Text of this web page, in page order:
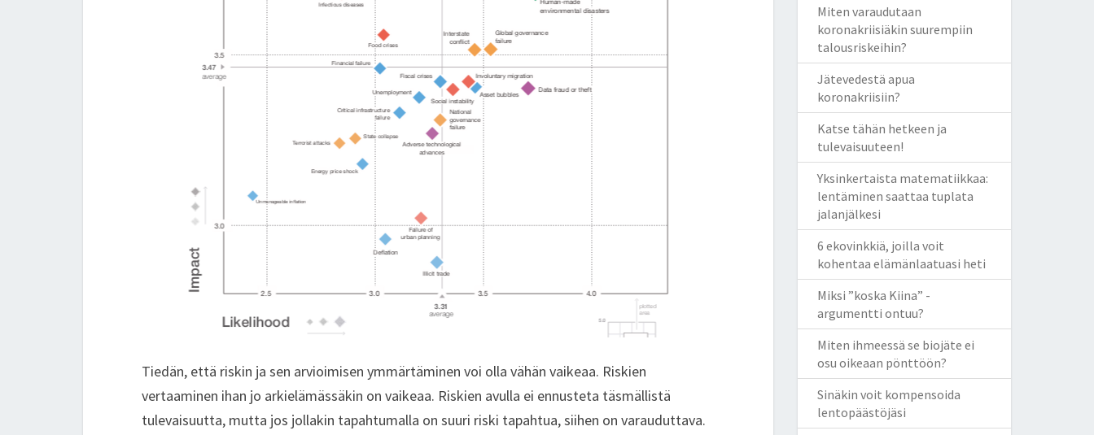
Tiedän, että riskin ja sen arvioimisen ymmärtäminen voi olla vähän vaikeaa. Riskien
vertaaminen ihan jo arkielämässäkin on vaikeaa. Riskien avulla ei ennusteta täsmällistä
tulevaisuutta, mutta jos jollakin tapahtumalla on suuri riski tapahtua, siihen on varauduttava.
Miten varaudutaan
koronakriisiäkin suurempiin
talousriskeihin?
Jätevedestä apua
koronakriisiin?
Katse tähän hetkeen ja
tulevaisuuteen!
Yksinkertaista matematiikkaa:
lentäminen saattaa tuplata
jalanjälkesi
6 ekovinkkiä, joilla voit
kohentaa elämänlaatuasi heti
Miksi ”koska Kiina” -
argumentti ontuu?
Miten ihmeessä se biojäte ei
osu oikeaan pönttöön?
Sinäkin voit kompensoida
lentopäästöjäsi